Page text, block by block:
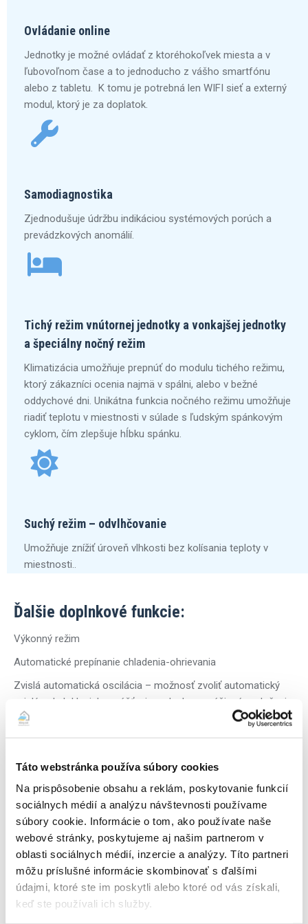
Táto webstránka používa súbory cookies
Na prispôsobenie obsahu a reklám, poskytovanie funkcií
sociálnych médií a analýzu návštevnosti používame
súbory cookie. Informácie o tom, ako používate naše
webové stránky, poskytujeme aj našim partnerom v
oblasti sociálnych médií, inzercie a analýzy. Títo partneri
môžu príslušné informácie skombinovať s ďalšími
údajmi, ktoré ste im poskytli alebo ktoré od vás získali,
keď ste používali ich služby.
Ovládanie online
Jednotky je možné ovládať z ktoréhokoľvek miesta a v
ľubovoľnom čase a to jednoducho z vášho smartfónu
alebo z tabletu. K tomu je potrebná len WIFI sieť a externý
modul, ktorý je za doplatok.
Samodiagnostika
Zjednodušuje údržbu indikáciou systémových porúch a
prevádzkových anomálií.
Tichý režim vnútornej jednotky a vonkajšej jednotky
a špeciálny nočný režim
Klimatizácia umožňuje prepnúť do modulu tichého režimu,
ktorý zákazníci ocenia najmä v spálni, alebo v bežné
oddychové dni. Unikátna funkcia nočného režimu umožňuje
riadiť teplotu v miestnosti v súlade s ľudským spánkovým
cyklom, čím zlepšuje hĺbku spánku.
Suchý režim – odvlhčovanie
Umožňuje znížiť úroveň vlhkosti bez kolísania teploty v
miestnosti..
Ďalšie doplnkové funkcie:
Výkonný režim
Automatické prepínanie chladenia-ohrievania
Zvislá automatická oscilácia – možnosť zvoliť automatický
zvislý pohyb klapiek vypúšťania vzduchu pre účinné rozloženie
vzduchu a teploty po celej miestnosti
Automatická rýchlosť ventilátora – automaticky zvolí
nastavenej teploty
24-hodinový časovač
Automatický reštart
Infračervené diaľkové ovládanie
Chladivo R32 – ekologické chladivo
Montáž obsahuje: